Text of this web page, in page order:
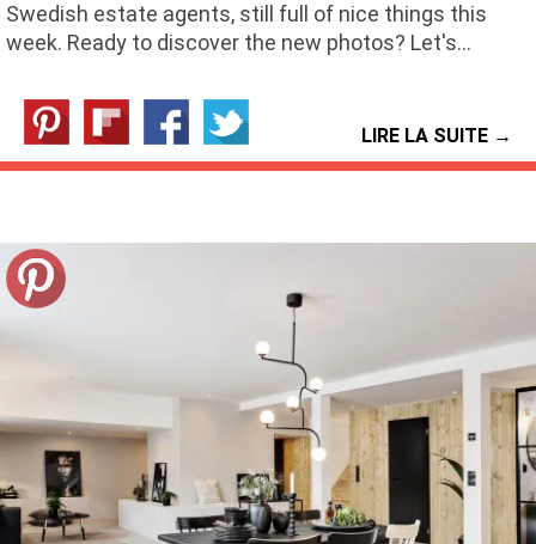
Swedish estate agents, still full of nice things this
week. Ready to discover the new photos? Let's…
LIRE LA SUITE →